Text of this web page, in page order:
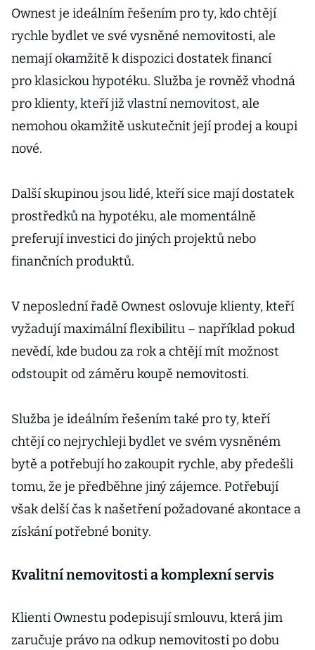
Ownest je ideálním řešením pro ty, kdo chtějí
rychle bydlet ve své vysněné nemovitosti, ale
nemají okamžitě k dispozici dostatek financí
pro klasickou hypotéku. Služba je rovněž vhodná
pro klienty, kteří již vlastní nemovitost, ale
nemohou okamžitě uskutečnit její prodej a koupi
nové.
Další skupinou jsou lidé, kteří sice mají dostatek
prostředků na hypotéku, ale momentálně
preferují investici do jiných projektů nebo
finančních produktů.
V neposlední řadě Ownest oslovuje klienty, kteří
vyžadují maximální flexibilitu – například pokud
nevědí, kde budou za rok a chtějí mít možnost
odstoupit od záměru koupě nemovitosti.
Služba je ideálním řešením také pro ty, kteří
chtějí co nejrychleji bydlet ve svém vysněném
bytě a potřebují ho zakoupit rychle, aby předešli
tomu, že je předběhne jiný zájemce. Potřebují
však delší čas k našetření požadované akontace a
získání potřebné bonity.
Kvalitní nemovitosti a komplexní servis
Klienti Ownestu podepisují smlouvu, která jim
zaručuje právo na odkup nemovitosti po dobu